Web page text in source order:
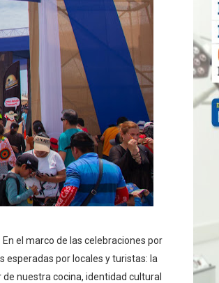
su línea tras verificación de
inversión privada y medidas contra
Y BRINDA RECOMENDACIONES
CABLES EN DESUSO Y EXHORTA A LA
AL DÍA EN SU RECIBO Y
para la Admisión 2027
Orgullo Emprendedor con más
relacionadas con el servicio
de La Libertad fueron sobre el
el marco de las celebraciones por
esperadas por locales y turistas: la
de nuestra cocina, identidad cultural